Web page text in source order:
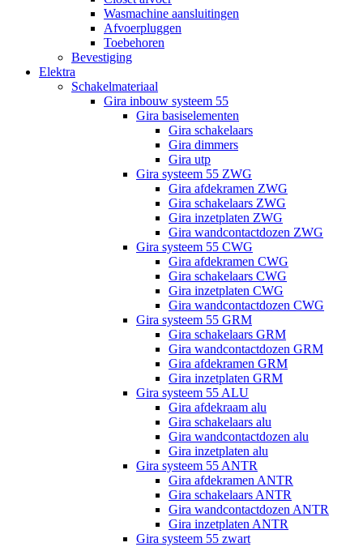
Wasmachine aansluitingen
Afvoerpluggen
Toebehoren
Bevestiging
Elektra
Schakelmateriaal
Gira inbouw systeem 55
Gira basiselementen
Gira schakelaars
Gira dimmers
Gira utp
Gira systeem 55 ZWG
Gira afdekramen ZWG
Gira schakelaars ZWG
Gira inzetplaten ZWG
Gira wandcontactdozen ZWG
Gira systeem 55 CWG
Gira afdekramen CWG
Gira schakelaars CWG
Gira inzetplaten CWG
Gira wandcontactdozen CWG
Gira systeem 55 GRM
Gira schakelaars GRM
Gira wandcontactdozen GRM
Gira afdekramen GRM
Gira inzetplaten GRM
Gira systeem 55 ALU
Gira afdekraam alu
Gira schakelaars alu
Gira wandcontactdozen alu
Gira inzetplaten alu
Gira systeem 55 ANTR
Gira afdekramen ANTR
Gira schakelaars ANTR
Gira wandcontactdozen ANTR
Gira inzetplaten ANTR
Gira systeem 55 zwart